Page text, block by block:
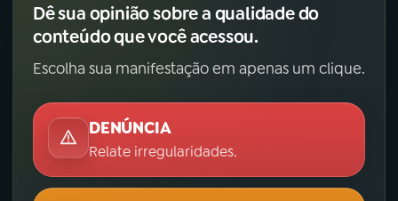
Dê sua opinião sobre a qualidade do
conteúdo que você acessou.
Escolha sua manifestação em apenas um clique.
DENÚNCIA
Relate irregularidades.